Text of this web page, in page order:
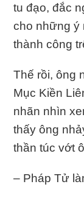
tu đạo, đắc
cho những ý
thành công
Thế rồi, ông
Mục Kiền
nhãn nhìn
thấy ông
thần túc vớt
– Pháp Tử